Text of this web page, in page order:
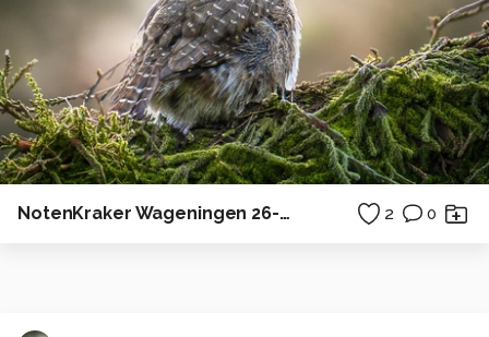
NotenKraker Wageningen 26-11-2018 2 0